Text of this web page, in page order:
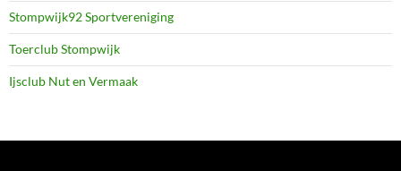
Stompwijk92 Sportvereniging
Toerclub Stompwijk
Ijsclub Nut en Vermaak